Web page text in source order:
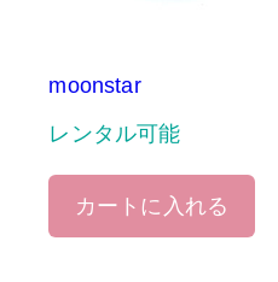
moonstar
レンタル可能
カートに入れる